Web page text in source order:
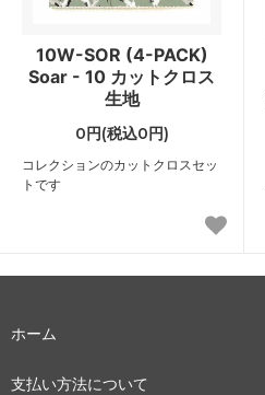
10W-SOR (4-PACK)
Soar - 10 カットクロス
生地
0円(税込0円)
コレクションのカットクロスセッ
トです
ホーム
支払い方法について